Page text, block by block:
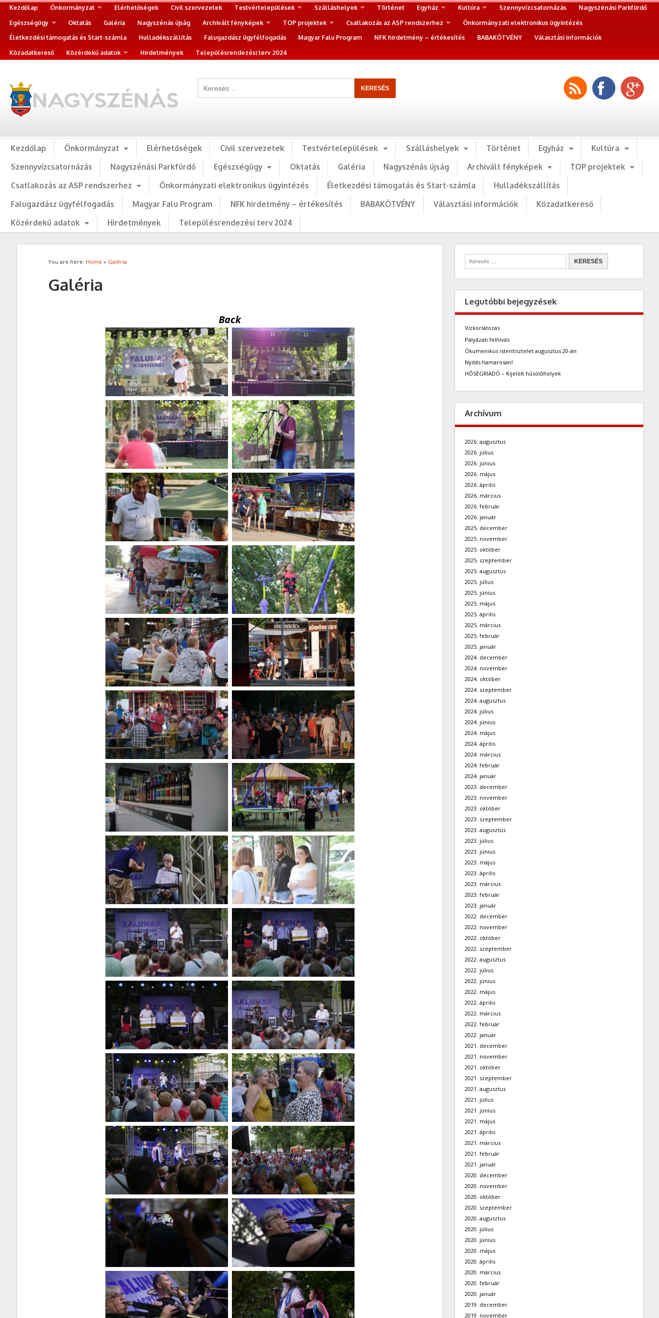
Kezdőlap Önkormányzat Elérhetőségek Civil szervezetek Testvértelepülések Szálláshelyek Történet Egyház Kultúra Szennyvízcsatornázás
Nagyszénási Parkfürdő
Egészségügy
Oktatás Galéria Nagyszénás újság Archivált fényképek TOP projektek Csatlakozás az ASP rendszerhez
Önkormányzati elektronikus ügyintézés
Életkezdési támogatás és Start-számla
Hulladékszállítás Falugazdász ügyfélfogadás Magyar Falu Program NFK hirdetmény – értékesítés BABAKÖTVÉNY
Választási információk
Közadatkereső
Közérdekű adatok Hirdetmények Településrendezési terv 2024
Kezdőlap Önkormányzat Elérhetőségek Civil szervezetek Testvértelepülések Szálláshelyek Történet Egyház
Kultúra
Szennyvízcsatornázás
Nagyszénási Parkfürdő Egészségügy Oktatás Galéria Nagyszénás újság Archivált fényképek
TOP projektek
Csatlakozás az ASP rendszerhez
Önkormányzati elektronikus ügyintézés Életkezdési támogatás és Start-számla
Hulladékszállítás
Falugazdász ügyfélfogadás
Magyar Falu Program NFK hirdetmény – értékesítés BABAKÖTVÉNY Választási információk
Közadatkereső
Közérdekű adatok
Hirdetmények Településrendezési terv 2024
You are here: Home » Galéria
Galéria
Back
Legutóbbi bejegyzések
Vízkorlátozás
Pályázati felhívás
Ökumenikus istentisztelet augusztus 20-án
Nyitás hamarosan!
HŐSÉGRIADÓ – Kijelölt hűsölőhelyek
Archívum
2026. augusztus
2026. július
2026. június
2026. május
2026. április
2026. március
2026. február
2026. január
2025. december
2025. november
2025. október
2025. szeptember
2025. augusztus
2025. július
2025. június
2025. május
2025. április
2025. március
2025. február
2025. január
2024. december
2024. november
2024. október
2024. szeptember
2024. augusztus
2024. július
2024. június
2024. május
2024. április
2024. március
2024. február
2024. január
2023. december
2023. november
2023. október
2023. szeptember
2023. augusztus
2023. július
2023. június
2023. május
2023. április
2023. március
2023. február
2023. január
2022. december
2022. november
2022. október
2022. szeptember
2022. augusztus
2022. július
2022. június
2022. május
2022. április
2022. március
2022. február
2022. január
2021. december
2021. november
2021. október
2021. szeptember
2021. augusztus
2021. július
2021. június
2021. május
2021. április
2021. március
2021. február
2021. január
2020. december
2020. november
2020. október
2020. szeptember
2020. augusztus
2020. július
2020. június
2020. május
2020. április
2020. március
2020. február
2020. január
2019. december
2019. november